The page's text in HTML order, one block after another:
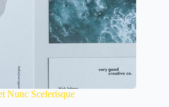
Nunc Scelerisque